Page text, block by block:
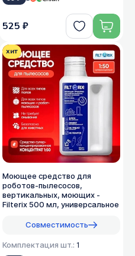
525 ₽
Моющее средство для
роботов-пылесосов,
вертикальных, моющих -
Filterix 500 мл, универсальное
Совместимость
Комплектация шт.: 1
хит